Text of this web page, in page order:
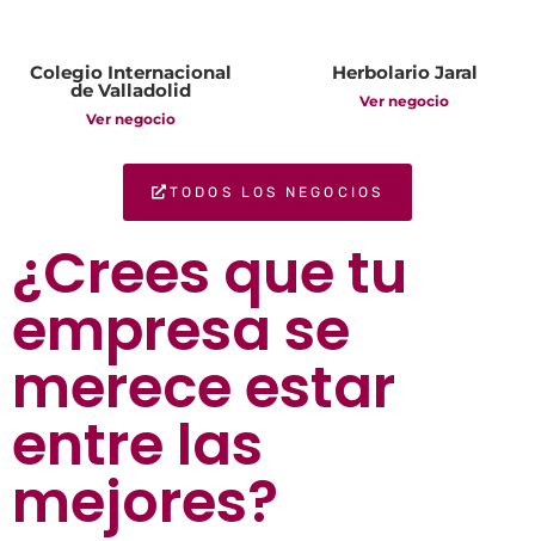
Colegio Internacional
de Valladolid
Ver negocio
Herbolario Jaral
Ver negocio
TODOS LOS NEGOCIOS
¿Crees que tu
empresa se
merece estar
entre las
mejores?